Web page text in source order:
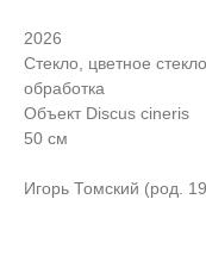
2026
Стекло, цветное
обработка
Объект Discus cineris
50 см
Игорь Томский (род.